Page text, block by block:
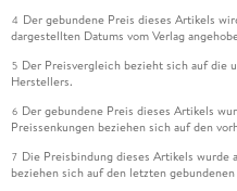
4 Der gebundene Preis dieses Artikels
dargestellten Datums vom Verlag
5 Der Preisvergleich bezieht sich auf die
Herstellers.
6 Der gebundene Preis dieses Artikels
Preissenkungen beziehen sich auf den
7 Die Preisbindung dieses Artikels wurde
beziehen sich auf den letzten